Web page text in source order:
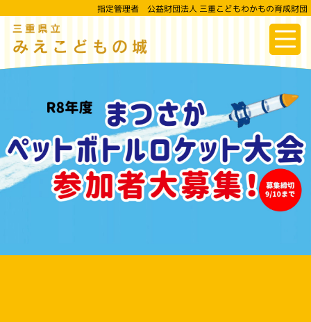
指定管理者 公益財団法人 三重こどもわかもの育成財団